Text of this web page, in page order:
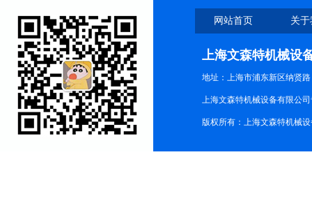
网站首页 关
上海文森特机械设
地址：上海市浦东新区纳贤路
上海文森特机械设备有限公
版权所有：上海文森特机械